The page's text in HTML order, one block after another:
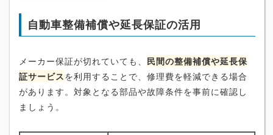
自動車整備補償や延長保証の活用
メーカー保証が切れていても、 民間の整備補償や延長保
証サービスを利用することで、修理費を軽減できる場合
があります。対象となる部品や故障条件を事前に確認し
ましょう。